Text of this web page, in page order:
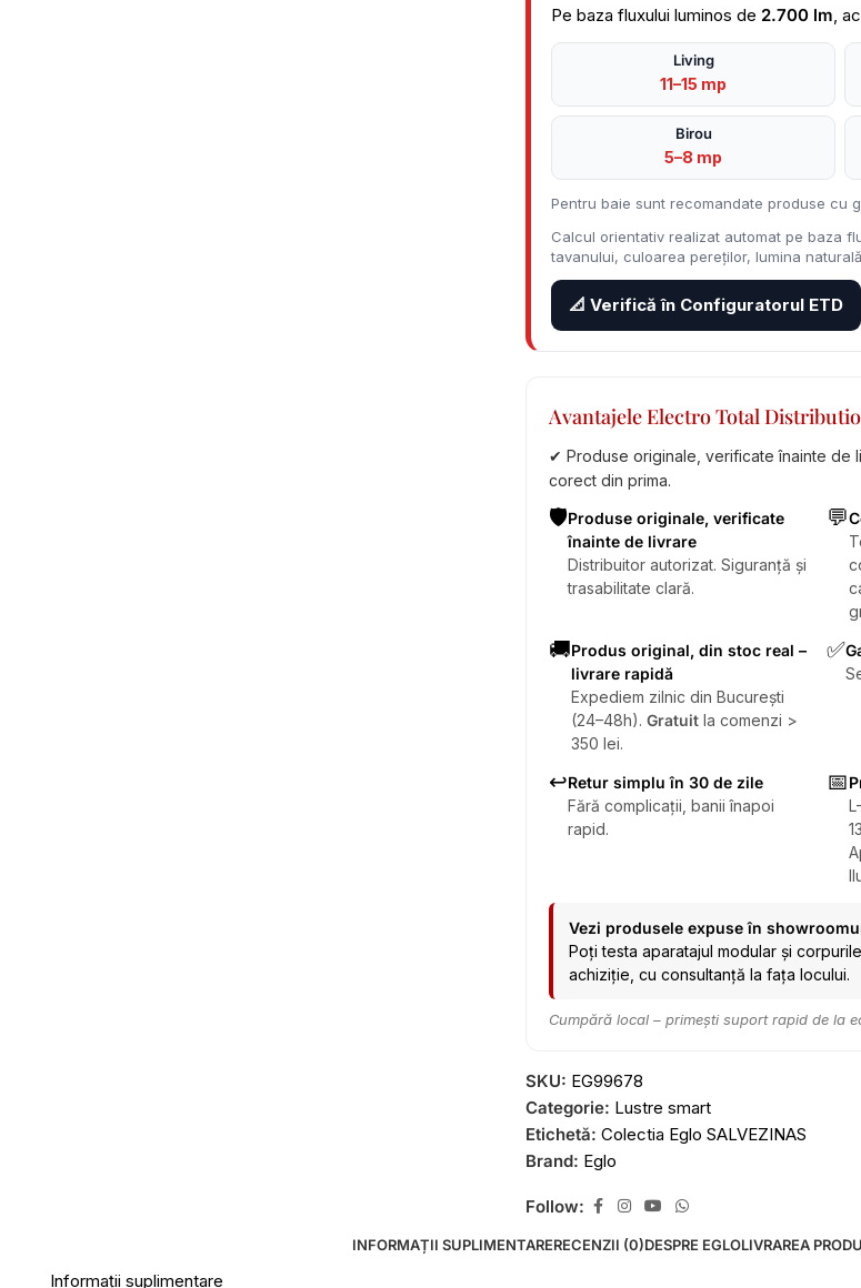
Pe baza fluxului luminos de 2.700 lm,
Living
11–15 mp
Birou
5–8 mp
Pentru baie sunt recomandate produse cu
Calcul orientativ realizat automat pe baza
tavanului, culoarea pereților, lumina
📐 Verifică în Configuratorul ETD
Avantajele Electro Total
✔ Produse originale, verificate înainte de
corect din prima.
🛡️Produse originale, verificate
înainte de livrare
Distribuitor autorizat. Siguranță și
trasabilitate clară.
💬
🚚Produs original, din stoc real –
livrare rapidă
Expediem zilnic din București
(24–48h). Gratuit la comenzi >
350 lei.
✅
↩️Retur simplu în 30 de zile
Fără complicații, banii înapoi
rapid.
📅
Vezi produsele expuse în
Poți testa aparatajul modular și
achiziție, cu consultanță la fața locului.
Cumpără local – primești suport rapid de la
SKU: EG99678
Categorie: Lustre smart
Etichetă: Colectia Eglo SALVEZINAS
Brand: Eglo
Follow:
INFORMAȚII SUPLIMENTARERECENZII (0)DESPRE EGLOLIVRAREA
Informații suplimentare